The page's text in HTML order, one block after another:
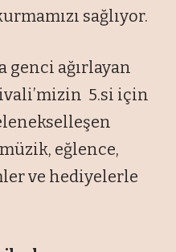
sağlıyor.
genci ağırlayan
5.si için
eğlence,
ve hediyelerle